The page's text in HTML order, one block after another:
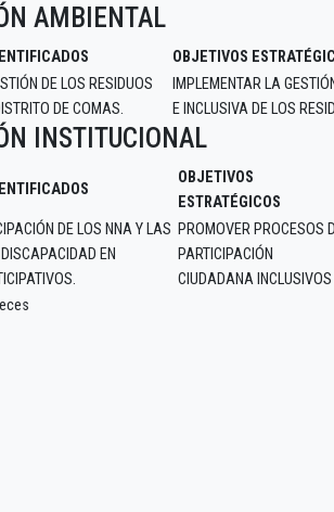
AMBIENTAL
OBJETIVOS
DE LOS RESIDUOS
DE COMAS.
IMPLEMENTAR LA
E INCLUSIVA DE LOS
INSTITUCIONAL
OBJETIVOS
ESTRATÉGICOS
DE LOS NNA Y LAS
EN
PROMOVER PROCESOS
PARTICIPACIÓN
CIUDADANA INCLUSIVOS